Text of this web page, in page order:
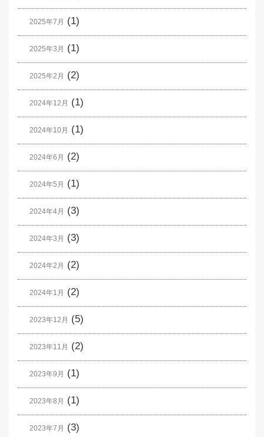
2025年7月 (1)
2025年3月 (1)
2025年2月 (2)
2024年12月 (1)
2024年10月 (1)
2024年6月 (2)
2024年5月 (1)
2024年4月 (3)
2024年3月 (3)
2024年2月 (2)
2024年1月 (2)
2023年12月 (5)
2023年11月 (2)
2023年9月 (1)
2023年8月 (1)
2023年7月 (3)